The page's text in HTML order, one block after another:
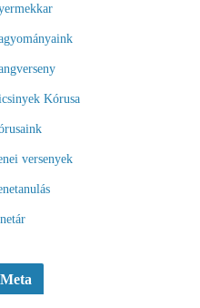
Kórusa
versenyek
Meta